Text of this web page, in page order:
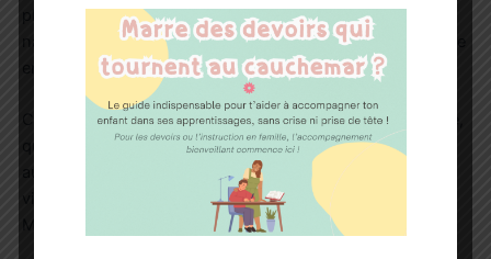
plus comment l’aider sans tensions ? Ce livret d’activités
nature des mots est conçu pour redonner confiance à votre
enfant, et à vous, dans l’apprentissage de la grammaire.
Ce livret est une alternative motivante, claire et progressive,
qui permet de comprendre les natures des mots de façon
autonome, tout en s’amusant. Il propose des activités
visuelles et manipulatives inspirées de la pédagogie
Montessori, accessibles dès 6 ans.